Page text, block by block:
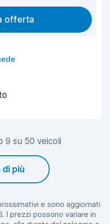
offerta
9 su 50 veicoli
di più
e sono aggiornati
I prezzi possono variare in